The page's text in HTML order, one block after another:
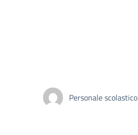
Personale scolastico